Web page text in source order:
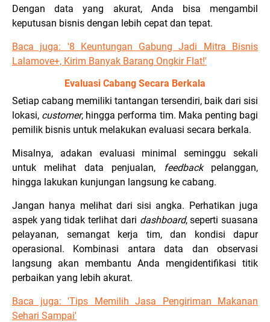
Dengan data yang akurat, Anda bisa mengambil
keputusan bisnis dengan lebih cepat dan tepat.
Baca juga: '8 Keuntungan Gabung Jadi Mitra Bisnis
Lalamove+, Kirim Banyak Barang Ongkir Flat!'
Evaluasi Cabang Secara Berkala
Setiap cabang memiliki tantangan tersendiri, baik dari sisi
lokasi, customer, hingga performa tim. Maka penting bagi
pemilik bisnis untuk melakukan evaluasi secara berkala.
Misalnya, adakan evaluasi minimal seminggu sekali
untuk melihat data penjualan,
feedback pelanggan,
hingga lakukan kunjungan langsung ke cabang.
Jangan hanya melihat dari sisi angka. Perhatikan juga
aspek yang tidak terlihat dari dashboard, seperti suasana
pelayanan, semangat kerja tim, dan kondisi dapur
operasional. Kombinasi antara data dan observasi
langsung akan membantu Anda mengidentifikasi titik
perbaikan yang lebih akurat.
Baca juga: 'Tips Memilih Jasa Pengiriman Makanan
Sehari Sampai'